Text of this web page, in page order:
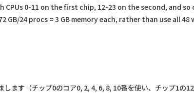
CPUs 0-11 on the first chip, 12-23 on the second, and
GB/24 procs = 3 GB memory each, rather than use all 48
ます（チップ0のコア0, 2, 4, 6, 8, 10番を使い、チップ1の